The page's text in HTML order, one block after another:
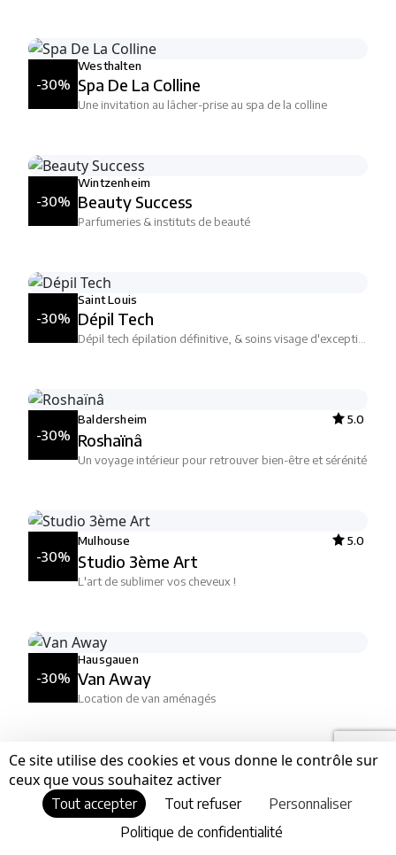
-30%
Westhalten
Spa De La Colline
Une invitation au lâcher-prise au spa de la colline
-30%
Wintzenheim
Beauty Success
Parfumeries & instituts de beauté
-30%
Saint Louis
Dépil Tech
-30%
Baldersheim 5.0
Roshaïnâ
Un voyage intérieur pour retrouver bien-être et sérénité
-30%
Mulhouse 5.0
Studio 3ème Art
L'art de sublimer vos cheveux !
-30%
Hausgauen
Van Away
Location de van aménagés
-30%
Mulhouse
Holiday Inn
sejour agreable et confortable a prix abordable
Ce site utilise des cookies et vous donne le contrôle sur
ceux que vous souhaitez activer
Tout accepter Tout refuser
Personnaliser
Politique de confidentialité